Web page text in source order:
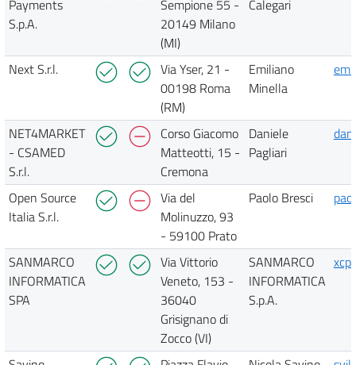
Payments
S.p.A.
Sempione 55 -
20149 Milano
(MI)
Calegari
Next S.r.l.
Via Yser, 21 -
00198 Roma
(RM)
Emiliano
Minella
NET4MARKET
- CSAMED
S.r.l.
Corso Giacomo
Matteotti, 15 -
Cremona
Daniele
Pagliari
Open Source
Italia S.r.l.
Via del
Molinuzzo, 93
- 59100 Prato
Paolo Bresci
SANMARCO
INFORMATICA
SPA
Via Vittorio
Veneto, 153 -
36040
Grisignano di
Zocco (VI)
SANMARCO
INFORMATICA
S.p.A.